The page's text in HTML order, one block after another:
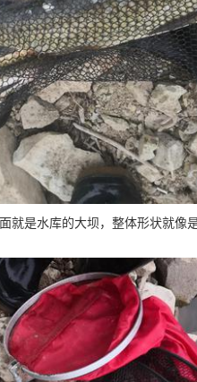
就是水库的大坝，整体形状就像